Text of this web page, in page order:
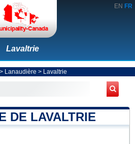
EN FR
Lavaltrie
Lanaudière > Lavaltrie
DE LAVALTRIE